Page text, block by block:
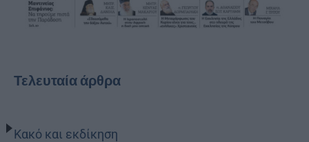
Τελευταία άρθρα
Κακό και εκδίκηση